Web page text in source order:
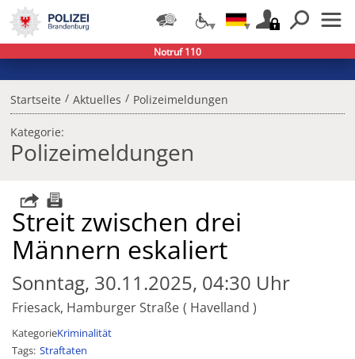
Startseite / Aktuelles / Polizeimeldungen
Kategorie:
Polizeimeldungen
Streit zwischen drei
Männern eskaliert
Sonntag, 30.11.2025, 04:30 Uhr
Friesack, Hamburger Straße Havelland
KategorieKriminalität
Tags Straftaten
Notruf 110